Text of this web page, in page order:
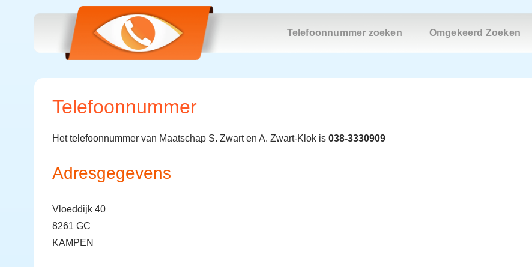
Telefoonnummer zoeken Omgekeerd Zoeken
Telefoonnummer
Het telefoonnummer van Maatschap S. Zwart en A. Zwart-Klok is 038-3330909
Adresgegevens
Vloeddijk 40
8261 GC
KAMPEN